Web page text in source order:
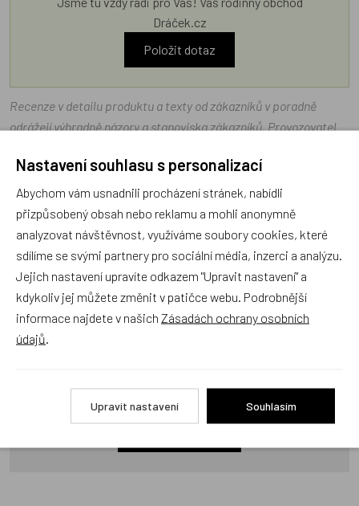
Dráček.cz
Položit dotaz
Recenze v detailu produktu a texty od zákazníků v poradně
odrážejí výhradně názory a stanoviska zákazníků. Provozovatel
neověřuje.
Zatím zde nejsou žádné dotazy. Buďte první, kdo se zeptá!
Recenze
Nastavení souhlasu s personalizací
Abychom vám usnadnili procházení stránek, nabídli
přizpůsobený obsah nebo reklamu a mohli anonymně
analyzovat návštěvnost, využíváme soubory cookies, které
sdílíme se svými partnery pro sociální média, inzerci a analýzu.
Jejich nastavení upravíte odkazem "Upravit nastavení" a
kdykoliv jej můžete změnit v patičce webu. Podrobnější
informace najdete v našich Zásadách ochrany osobních
údajů
Upravit nastavení Souhlasím